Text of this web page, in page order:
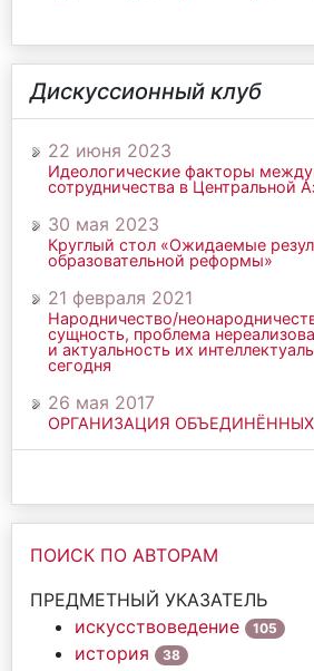
Дискуссионный клуб
22 июня 2023
Идеологические факторы
сотрудничества в Центральной
30 мая 2023
Круглый стол «Ожидаемые
образовательной реформы»
21 февраля 2021
Народничество/
сущность, проблема
и актуальность их
сегодня
26 мая 2017
ОРГАНИЗАЦИЯ
ПОИСК ПО АВТОРАМ
ПРЕДМЕТНЫЙ УКАЗАТЕЛЬ
искусствоведение
105
история 38